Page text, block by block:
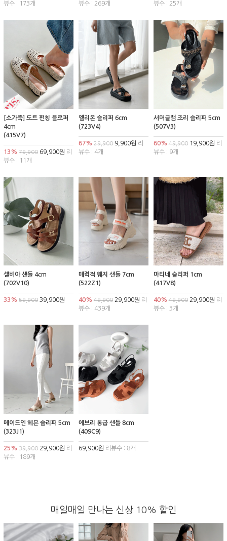
뷰수 : 173개
뷰수 : 269개
뷰수 : 25개
[소가죽] 도트 펀칭 블로퍼
4cm
(415V7)
13% 79,900 69,900원 리
뷰수 : 11개
엘리온 슬리퍼 6cm
(723V4)
67% 29,9009,900원 리
뷰수 : 4개
서머글램 조리 슬리퍼 5cm
(507V3)
60% 49,90019,900원 리
뷰수 : 9개
셀비아 샌들 4cm
(702V10)
33% 59,900 39,900원
매력적 웨지 샌들 7cm
(522Z1)
40% 49,90029,900원 리
뷰수 : 439개
마티네 슬리퍼 1cm
(417V8)
40% 49,90029,900원 리
뷰수 : 3개
메이드인 헤븐 슬리퍼 5cm
(323J1)
25% 39,900 29,900원 리
뷰수 : 189개
에브리 통굽 샌들 8cm
(409C9)
69,900원 리뷰수 : 8개
매일매일 만나는 신상 10% 할인